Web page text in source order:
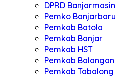
DPRD Banjarmasin
Pemko Banjarbaru
Pemkab Batola
Pemkab Banjar
Pemkab HST
Pemkab Balangan
Pemkab Tabalong